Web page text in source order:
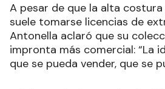
A pesar de que la alta costura
suele tomarse licencias de
Antonella aclaró que su
impronta más comercial: “La
que se pueda vender, que se